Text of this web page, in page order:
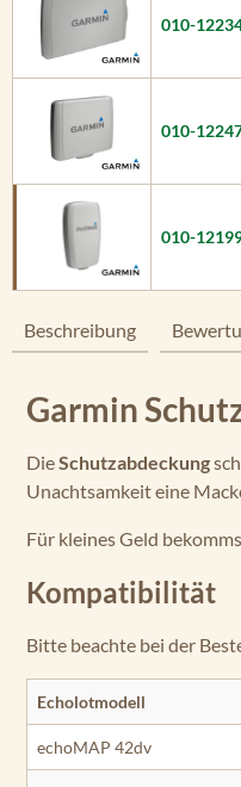
010-
010-
010-
Beschreibung
Garmin
DieSchutzabdeckung
Unachtsamkeit eine
Für kleines Geld
Kompatibilität
Bitte beachte bei der
Echolotmodell
echoMAP 42dv